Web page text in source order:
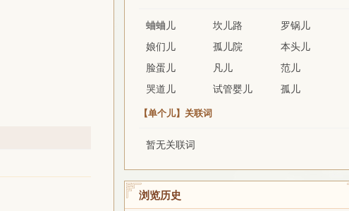
蛐蛐儿 坎儿路
罗锅儿
娘们儿
孤儿院
本头儿
脸蛋儿
凡儿
范儿
哭道儿
试管婴儿 孤儿
【单个儿】关联词
暂无关联词
浏览历史